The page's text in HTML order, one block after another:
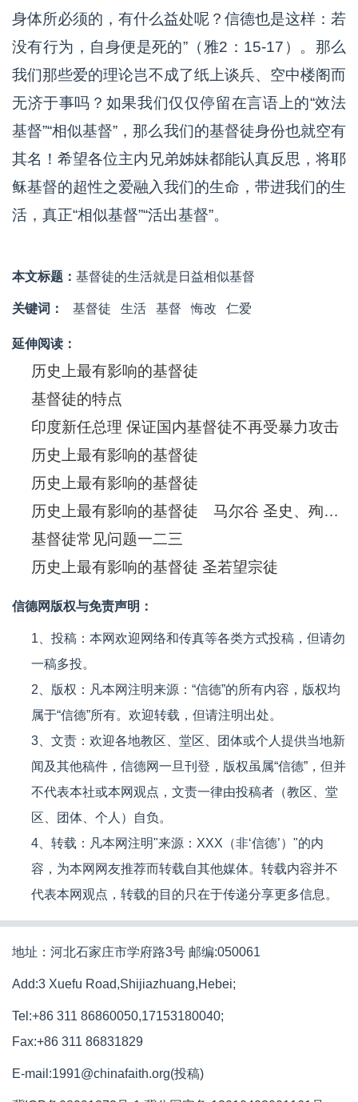
身体所必须的，有什么益处呢？信德也是这样：若
没有行为，自身便是死的”（雅2：15-17）。那么
我们那些爱的理论岂不成了纸上谈兵、空中楼阁而
无济于事吗？如果我们仅仅停留在言语上的“效法
基督”“相似基督”，那么我们的基督徒身份也就空有
其名！希望各位主内兄弟姊妹都能认真反思，将耶
稣基督的超性之爱融入我们的生命，带进我们的生
活，真正“相似基督”“活出基督”。
本文标题： 基督徒的生活就是日益相似基督
关键词： 基督徒 生活 基督 悔改 仁爱
延伸阅读：
历史上最有影响的基督徒
基督徒的特点
印度新任总理 保证国内基督徒不再受暴力攻击
历史上最有影响的基督徒
历史上最有影响的基督徒
历史上最有影响的基督徒 马尔谷 圣史、殉道圣人
基督徒常见问题一二三
历史上最有影响的基督徒 圣若望宗徒
信德网版权与免责声明：
1、投稿：本网欢迎网络和传真等各类方式投稿，但请勿
一稿多投。
2、版权：凡本网注明来源：“信德”的所有内容，版权均
属于“信德”所有。欢迎转载，但请注明出处。
3、文责：欢迎各地教区、堂区、团体或个人提供当地新
闻及其他稿件，信德网一旦刊登，版权虽属“信德”，但并
不代表本社或本网观点，文责一律由投稿者（教区、堂
区、团体、个人）自负。
4、转载：凡本网注明"来源：XXX（非‘信德’）"的内
容，为本网网友推荐而转载自其他媒体。转载内容并不
代表本网观点，转载的目的只在于传递分享更多信息。
地址：河北石家庄市学府路3号 邮编:050061
Add:3 Xuefu Road,Shijiazhuang,Hebei;
Tel:+86 311 86860050,17153180040;
Fax:+86 311 86831829
E-mail:1991@chinafaith.org(投稿)